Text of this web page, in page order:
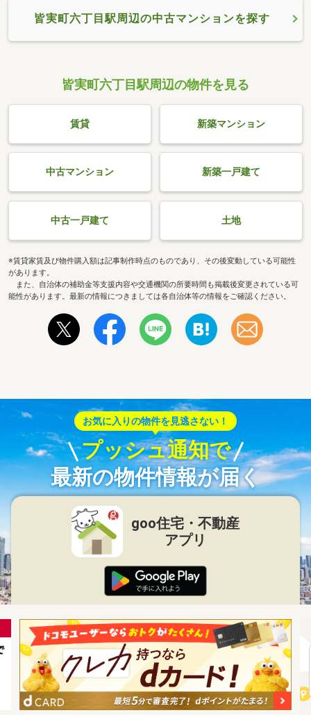
皆実町六丁目駅周辺の中古マンションを探す
皆実町六丁目駅周辺の物件を見る
賃貸 新築マンション
中古マンション 新築一戸建て
中古一戸建て 土地
※賃貸家賃及び物件購入額は記事制作時点のものであり、その後変動している可能性
があります。
また、自治体の補助金等支援内容や交通機関の所要時間も掲載後変更されている可
能性があります。最新の情報につきましては各自治体等の情報をご確認ください。
お気に入りの物件を見逃さない！
プッシュ通知で
最新の物件情報が届く
goo住宅・不動産
アプリ